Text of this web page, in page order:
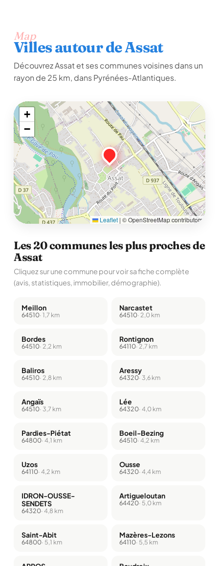
Map
Villes autour de Assat
Découvrez Assat et ses communes voisines dans un
rayon de 25 km, dans Pyrénées-Atlantiques.
+
−
Leaflet | © OpenStreetMap contributors
Les 20 communes les plus proches de
Assat
Cliquez sur une commune pour voir sa fiche complète
(avis, statistiques, immobilier, démographie).
Meillon
64510· 1,7 km
Narcastet
64510· 2,0 km
Bordes
64510· 2,2 km
Rontignon
64110· 2,7 km
Baliros
64510· 2,8 km
Aressy
64320· 3,6 km
Angaïs
64510· 3,7 km
Lée
64320· 4,0 km
Pardies-Piétat
64800· 4,1 km
Boeil-Bezing
64510· 4,2 km
Uzos
64110· 4,2 km
Ousse
64320· 4,4 km
IDRON-OUSSE-
SENDETS
64320· 4,8 km
Artigueloutan
64420· 5,0 km
Saint-Abit
64800· 5,1 km
Mazères-Lezons
64110· 5,5 km